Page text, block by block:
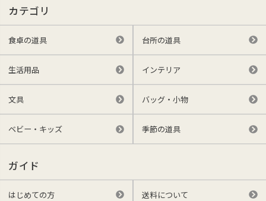
カテゴリ
食卓の道具 台所の道具
生活用品 インテリア
文具 バッグ・小物
ベビー・キッズ 季節の道具
ガイド
はじめての方 送料について